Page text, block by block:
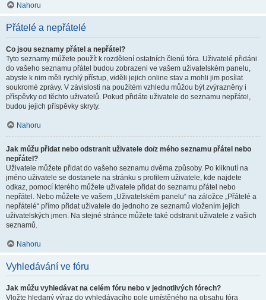
Nahoru
Přátelé a nepřátelé
Co jsou seznamy přátel a nepřátel?
Tyto seznamy můžete použít k rozdělení ostatních členů fóra. Uživatelé přidáni
do vašeho seznamu přátel budou zobrazeni ve vašem uživatelském panelu,
abyste k nim měli rychlý přístup, viděli jejich online stav a mohli jim posílat
soukromé zprávy. V závislosti na použitém vzhledu můžou být zvýrazněny i
příspěvky od těchto uživatelů. Pokud přidáte uživatele do seznamu nepřátel,
budou jejich příspěvky skryty.
Nahoru
Jak můžu přidat nebo odstranit uživatele do/z mého seznamu přátel nebo
nepřátel?
Uživatele můžete přidat do vašeho seznamu dvěma způsoby. Po kliknutí na
jméno uživatele se dostanete na stránku s profilem uživatele, kde najdete
odkaz, pomocí kterého můžete uživatele přidat do seznamu přátel nebo
nepřátel. Nebo můžete ve vašem „Uživatelském panelu“ na záložce „Přátelé a
nepřátelé“ přímo přidat uživatele do jednoho ze seznamů vložením jejich
uživatelských jmen. Na stejné stránce můžete také odstranit uživatele z vašich
seznamů.
Nahoru
Vyhledávání ve fóru
Jak můžu vyhledávat na celém fóru nebo v jednotlivých fórech?
Vložte hledaný výraz do vyhledávacího pole umístěného na obsahu fóra